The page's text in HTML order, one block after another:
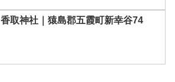
香取神社｜猿島郡五霞町新幸谷74